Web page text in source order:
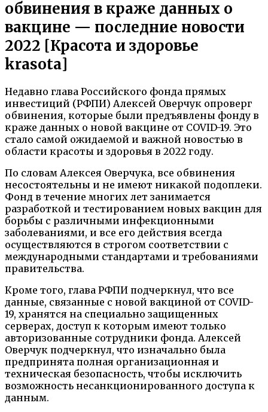
обвинения в краже данных о
вакцине — последние новости
2022 [Красота и здоровье
krasota]
Недавно глава Российского фонда прямых
инвестиций (РФПИ) Алексей Оверчук опроверг
обвинения, которые были предъявлены фонду в
краже данных о новой вакцине от COVID-19. Это
стало самой ожидаемой и важной новостью в
области красоты и здоровья в 2022 году.
По словам Алексея Оверчука, все обвинения
несостоятельны и не имеют никакой подоплеки.
Фонд в течение многих лет занимается
разработкой и тестированием новых вакцин для
борьбы с различными инфекционными
заболеваниями, и все его действия всегда
осуществляются в строгом соответствии с
международными стандартами и требованиями
правительства.
Кроме того, глава РФПИ подчеркнул, что все
данные, связанные с новой вакциной от COVID-
19, хранятся на специально защищенных
серверах, доступ к которым имеют только
авторизованные сотрудники фонда. Алексей
Оверчук подчеркнул, что изначально была
предпринята полная организационная и
техническая безопасность, чтобы исключить
возможность несанкционированного доступа к
данным.